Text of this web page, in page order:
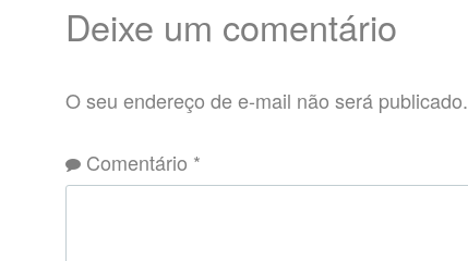
Deixe um comentário
O seu endereço de e-mail não será publicado.
Comentário *